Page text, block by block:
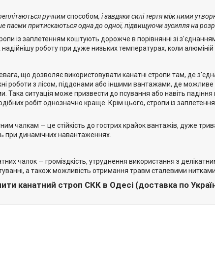
ручнимспособом, і завдяки силі тертя між ними
притискаються одна до одної, підвищуючи зусилля на
із заплетенням коштують дорожче в порівнянні зі
роботу при дуже низьких температурах, коли
що дозволяє використовувати канатні стропи там, де
роботи з лісом, піддонами або іншими вантажами, де
ситуація може призвести до псування або навіть падіння
робіт однозначно краще. Крім цього, стропи із
чалкам — це стійкість до гострих крайок вантажів, дуже
при динамічних навантаженнях.
чалок — громіздкість, утруднення використання з
а також можливість отримання травм сталевими
канатний строп СКК в Одесі (доставка по